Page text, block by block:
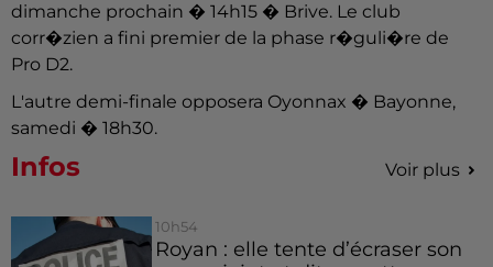
dimanche prochain � 14h15 � Brive. Le club
corr�zien a fini premier de la phase r�guli�re de
Pro D2.
L'autre demi-finale opposera Oyonnax � Bayonne,
samedi � 18h30.
Infos Voir plus
10h54
Royan : elle tente d’écraser son